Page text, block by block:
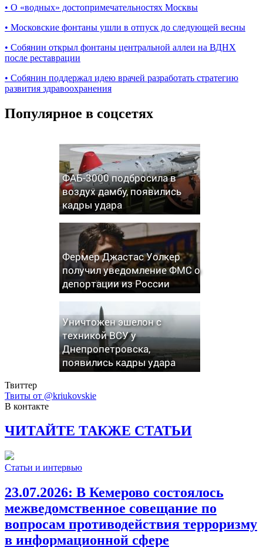
• О «водных» достопримечательностях Москвы
• Московские фонтаны ушли в отпуск до следующей весны
• Собянин открыл фонтаны центральной аллеи на ВДНХ
после реставрации
• Собянин поддержал идею врачей разработать стратегию
развития здравоохранения
Популярное в соцсетях
ФАБ-3000 подбросила в
воздух дамбу, появились
кадры удара
Фермер Джастас Уолкер
получил уведомление ФМС о
депортации из России
Уничтожен эшелон с
техникой ВСУ у
Днепропетровска,
появились кадры удара
Твиттер
Твиты от @kriukovskie
В контакте
ЧИТАЙТЕ ТАКЖЕ СТАТЬИ
Статьи и интервью
23.07.2026: В Кемерово состоялось
межведомственное совещание по
вопросам противодействия терроризму
в информационной сфере